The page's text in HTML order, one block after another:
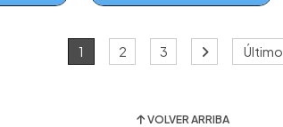
1 2 3 Último
VOLVER ARRIBA